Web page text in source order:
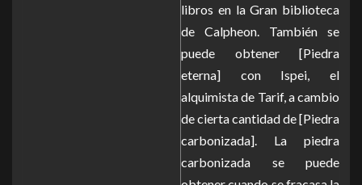
libros en la Gran biblioteca
de Calpheon. También se
puede obtener [Piedra
eterna] con Ispei, el
alquimista de Tarif, a cambio
de cierta cantidad de [Piedra
carbonizada]. La piedra
carbonizada se puede